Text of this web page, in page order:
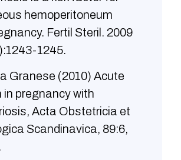
hemoperitoneum
Fertil Steril. 2009
1245.
Granese (2010) Acute
in pregnancy with
Acta Obstetricia et
Scandinavica, 89:6,